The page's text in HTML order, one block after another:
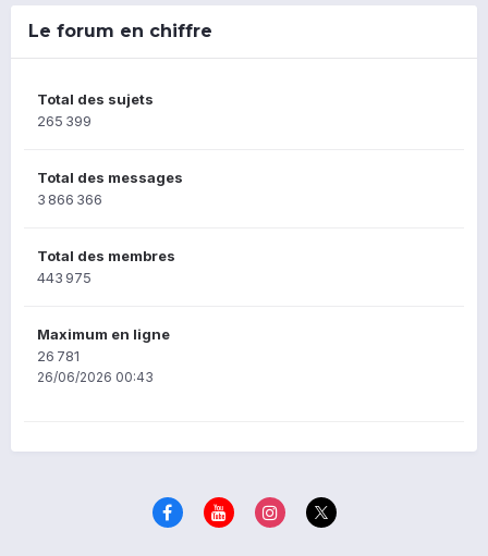
Le forum en chiffre
Total des sujets
265 399
Total des messages
3 866 366
Total des membres
443 975
Maximum en ligne
26 781
26/06/2026 00:43